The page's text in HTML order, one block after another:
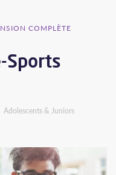
COMPLÈTE
Sports
Adolescents & Juniors